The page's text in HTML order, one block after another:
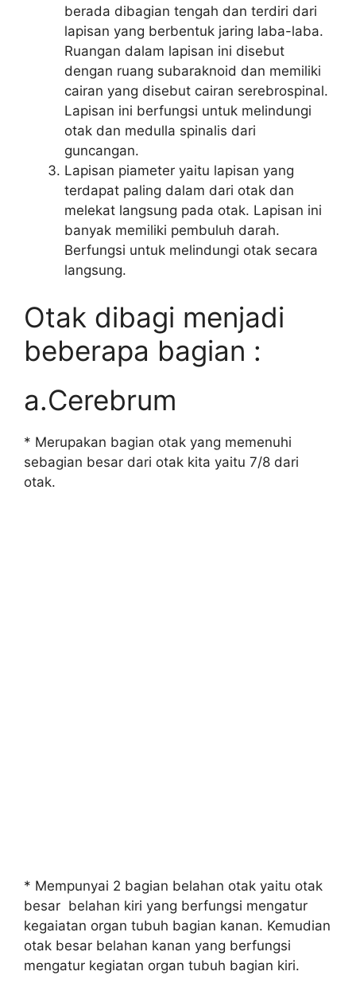
berada dibagian tengah dan terdiri dari
lapisan yang berbentuk jaring laba-laba.
Ruangan dalam lapisan ini disebut
dengan ruang subaraknoid dan memiliki
cairan yang disebut cairan serebrospinal.
Lapisan ini berfungsi untuk melindungi
otak dan medulla spinalis dari
guncangan.
Lapisan piameter yaitu lapisan yang
terdapat paling dalam dari otak dan
melekat langsung pada otak. Lapisan ini
banyak memiliki pembuluh darah.
Berfungsi untuk melindungi otak secara
langsung.
Otak dibagi menjadi
beberapa bagian :
a.Cerebrum
* Merupakan bagian otak yang memenuhi
sebagian besar dari otak kita yaitu 7/8 dari
otak.
* Mempunyai 2 bagian belahan otak yaitu otak
besar belahan kiri yang berfungsi mengatur
kegaiatan organ tubuh bagian kanan. Kemudian
otak besar belahan kanan yang berfungsi
mengatur kegiatan organ tubuh bagian kiri.